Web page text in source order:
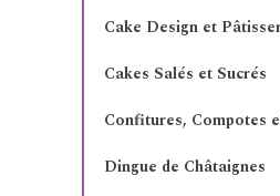
Cake Design et
Cakes Salés et Sucrés
Confitures, Compotes
Dingue de Châtaignes